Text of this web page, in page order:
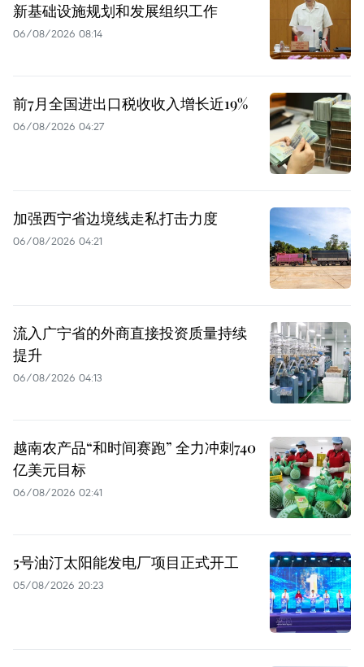
新基础设施规划和发展组织工作
06/08/2026 08:14
前7月全国进出口税收收入增长近19%
06/08/2026 04:27
加强西宁省边境线走私打击力度
06/08/2026 04:21
流入广宁省的外商直接投资质量持续
提升
06/08/2026 04:13
越南农产品“和时间赛跑” 全力冲刺740
亿美元目标
06/08/2026 02:41
5号油汀太阳能发电厂项目正式开工
05/08/2026 20:23